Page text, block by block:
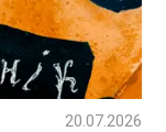
20.07.2026